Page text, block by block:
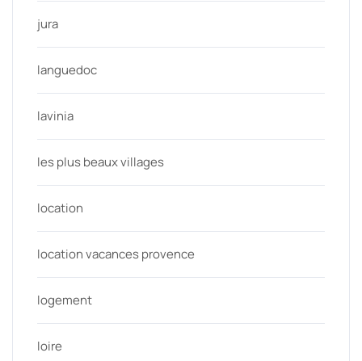
jura
languedoc
lavinia
les plus beaux villages
location
location vacances provence
logement
loire